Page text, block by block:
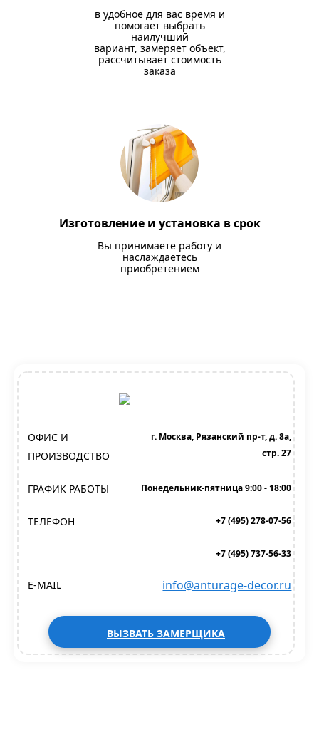
в удобное для вас время и
помогает выбрать
наилучший
вариант, замеряет объект,
рассчитывает стоимость
заказа
Изготовление и установка в срок
Вы принимаете работу и
наслаждаетесь
приобретением
ОФИС И
ПРОИЗВОДСТВО
г. Москва, Рязанский пр-т, д. 8а,
стр. 27
ГРАФИК РАБОТЫ Понедельник-пятница 9:00 - 18:00
ТЕЛЕФОН +7 (495) 278-07-56
+7 (495) 737-56-33
E-MAIL info@anturage-decor.ru
ВЫЗВАТЬ ЗАМЕРЩИКА